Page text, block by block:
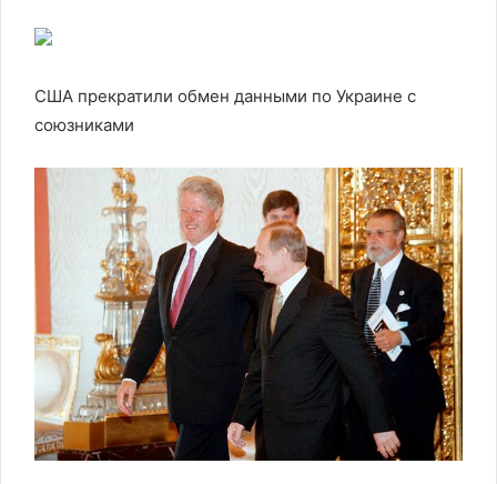
США прекратили обмен данными по Украине с
союзниками